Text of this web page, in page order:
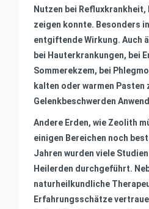
Nutzen bei Refluxkrankheit,
zeigen konnte. Besonders
entgiftende Wirkung. Auch
bei Hauterkrankungen, bei
Sommerekzem, bei
kalten oder warmen Pasten
Gelenkbeschwerden
Andere Erden, wie Zeolith
einigen Bereichen noch
Jahren wurden viele
Heilerden durchgeführt.
naturheilkundliche
Erfahrungsschätze